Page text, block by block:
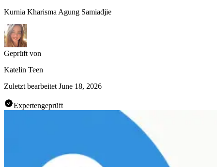
Kurnia Kharisma Agung Samiadjie
Geprüft von
Katelin Teen
Zuletzt bearbeitet June 18, 2026
Expertengeprüft